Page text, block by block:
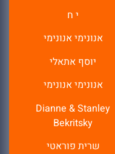
י ח
אנונימי אנונימי
יוסף אתאלי
אנונימי אנונימי
Dianne & Stanley
Bekritsky
שרית פוראטי